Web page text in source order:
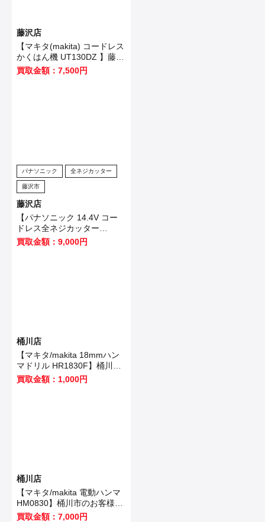
藤沢店
【マキタ(makita) コードレス
かくはん機 UT130DZ 】藤沢
市のお客様から買取させてい
ただきました！
買取金額：7,500円
パナソニック 全ネジカッター
藤沢市
藤沢店
【パナソニック 14.4V コー
ドレス全ネジカッター
EZ4540LZ2S-B 】藤沢市の
お客様から買取させていただ
買取金額：9,000円
桶川店
【マキタ/makita 18mmハン
マドリル HR1830F】桶川市
のお客様から買取いたしまし
買取金額：1,000円
桶川店
【マキタ/makita 電動ハンマ
HM0830】桶川市のお客様か
ら買取いたしました！
買取金額：7,000円